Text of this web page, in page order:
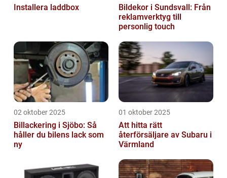
Installera laddbox
Bildekor i Sundsvall: Från
reklamverktyg till
personlig touch
02 oktober 2025
Billackering i Sjöbo: Så
håller du bilens lack som
ny
01 oktober 2025
Att hitta rätt
återförsäljare av Subaru i
Värmland